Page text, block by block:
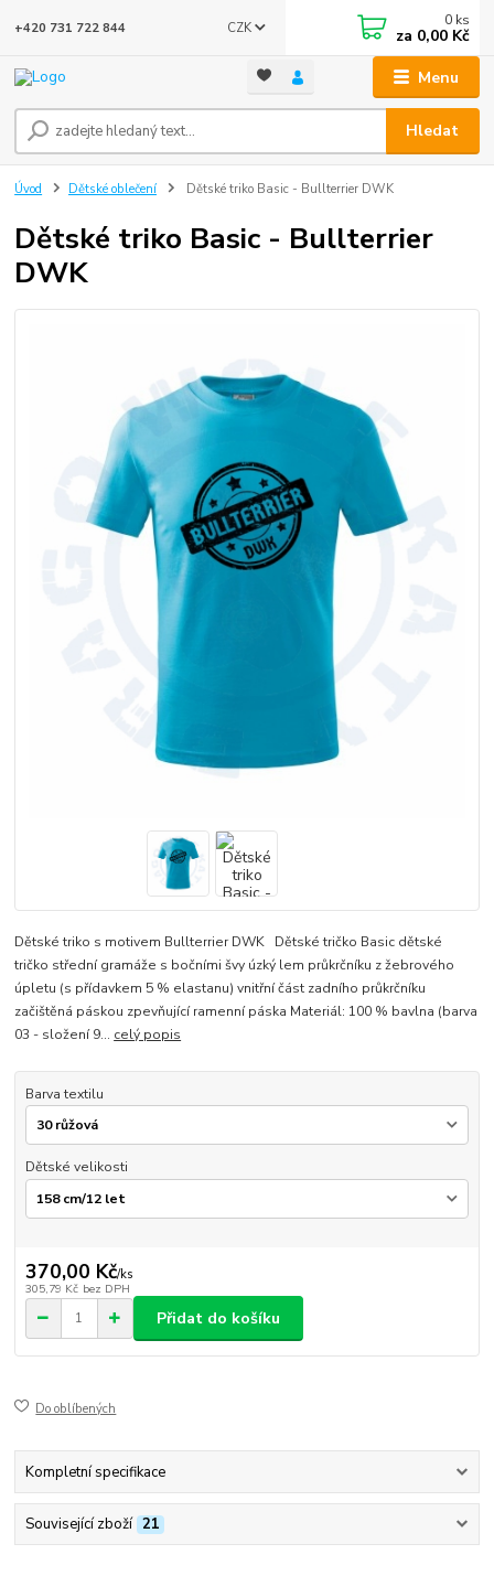
Menu
CZK
Hledat
+420 731 722 844 0 ks
za 0,00 Kč
Úvod Dětské oblečení Dětské triko Basic - Bullterrier DWK
Dětské triko Basic - Bullterrier
DWK
Dětské triko s motivem Bullterrier DWK Dětské tričko Basic dětské
tričko střední gramáže s bočními švy úzký lem průkrčníku z žebrového
úpletu (s přídavkem 5 % elastanu) vnitřní část zadního průkrčníku
začištěná páskou zpevňující ramenní páska Materiál: 100 % bavlna (barva
03 - složení 9... celý popis
Barva textilu
Dětské velikosti
370,00 Kč/ks
305,79 Kč bez DPH
Přidat do košíku
Do oblíbených
Kompletní specifikace
Související zboží 21